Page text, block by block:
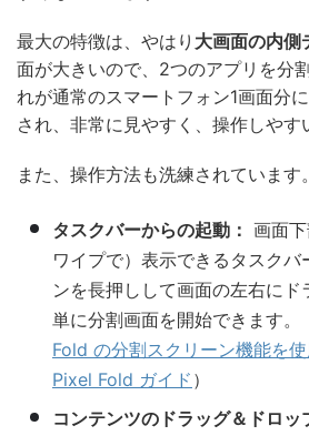
最大の特徴は、やはり 大画面の内側
面が大きいので、2つのアプリを分
れが通常のスマートフォン1画面分
され、非常に見やすく、操作しやす
また、操作方法も洗練されています。
タスクバーからの起動： 画面
ワイプで）表示できるタスクバ
ンを長押しして画面の左右に
単に分割画面を開始できます。
Fold の分割スクリーン機能を
Pixel Fold ガイド ）
コンテンツのドラッグ＆ドロッ